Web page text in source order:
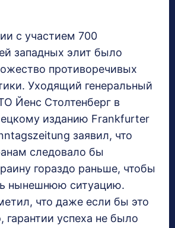
с участием 700
западных элит было
противоречивых
Уходящий генеральный
Йенс Столтенберг в
изданию Frankfurter
заявил, что
следовало бы
гораздо раньше, чтобы
нынешнюю ситуацию.
что даже если бы это
гарантии успеха не было